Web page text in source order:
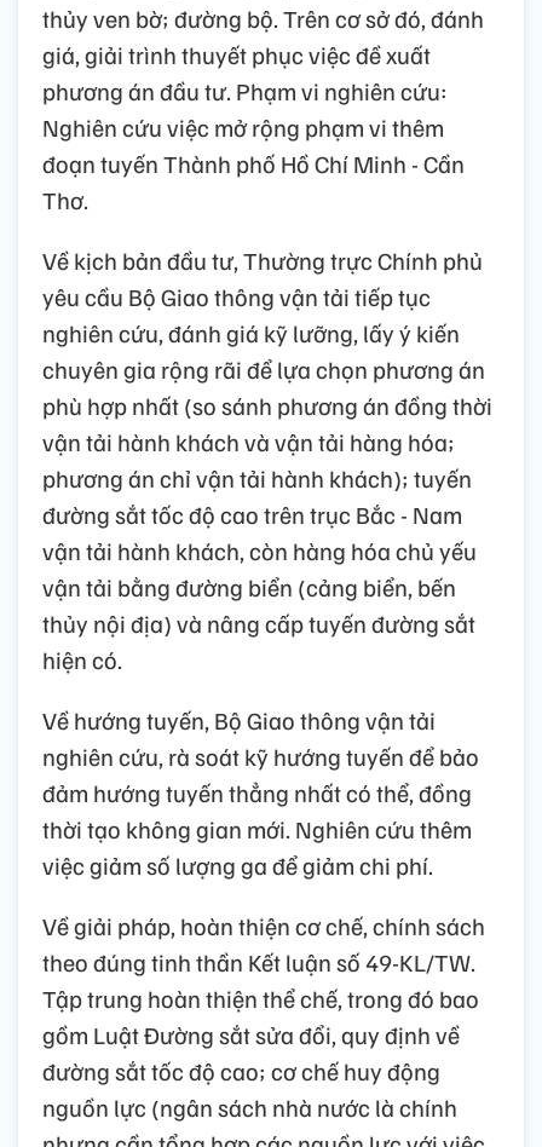
thủy ven bờ; đường bộ. Trên cơ sở đó, đánh
giá, giải trình thuyết phục việc đề xuất
phương án đầu tư. Phạm vi nghiên cứu:
Nghiên cứu việc mở rộng phạm vi thêm
đoạn tuyến Thành phố Hồ Chí Minh - Cần
Thơ.
Về kịch bản đầu tư, Thường trực Chính phủ
yêu cầu Bộ Giao thông vận tải tiếp tục
nghiên cứu, đánh giá kỹ lưỡng, lấy ý kiến
chuyên gia rộng rãi để lựa chọn phương án
phù hợp nhất (so sánh phương án đồng thời
vận tải hành khách và vận tải hàng hóa;
phương án chỉ vận tải hành khách); tuyến
đường sắt tốc độ cao trên trục Bắc - Nam
vận tải hành khách, còn hàng hóa chủ yếu
vận tải bằng đường biển (cảng biển, bến
thủy nội địa) và nâng cấp tuyến đường sắt
hiện có.
Về hướng tuyến, Bộ Giao thông vận tải
nghiên cứu, rà soát kỹ hướng tuyến để bảo
đảm hướng tuyến thẳng nhất có thể, đồng
thời tạo không gian mới. Nghiên cứu thêm
việc giảm số lượng ga để giảm chi phí.
Về giải pháp, hoàn thiện cơ chế, chính sách
theo đúng tinh thần Kết luận số 49-KL/TW.
Tập trung hoàn thiện thể chế, trong đó bao
gồm Luật Đường sắt sửa đổi, quy định về
đường sắt tốc độ cao; cơ chế huy động
nguồn lực (ngân sách nhà nước là chính